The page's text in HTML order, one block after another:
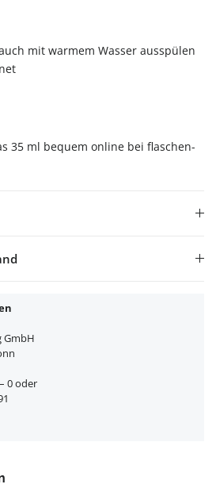
mit warmem Wasser ausspülen
35 ml bequem online bei flaschen-
GmbH
0 oder